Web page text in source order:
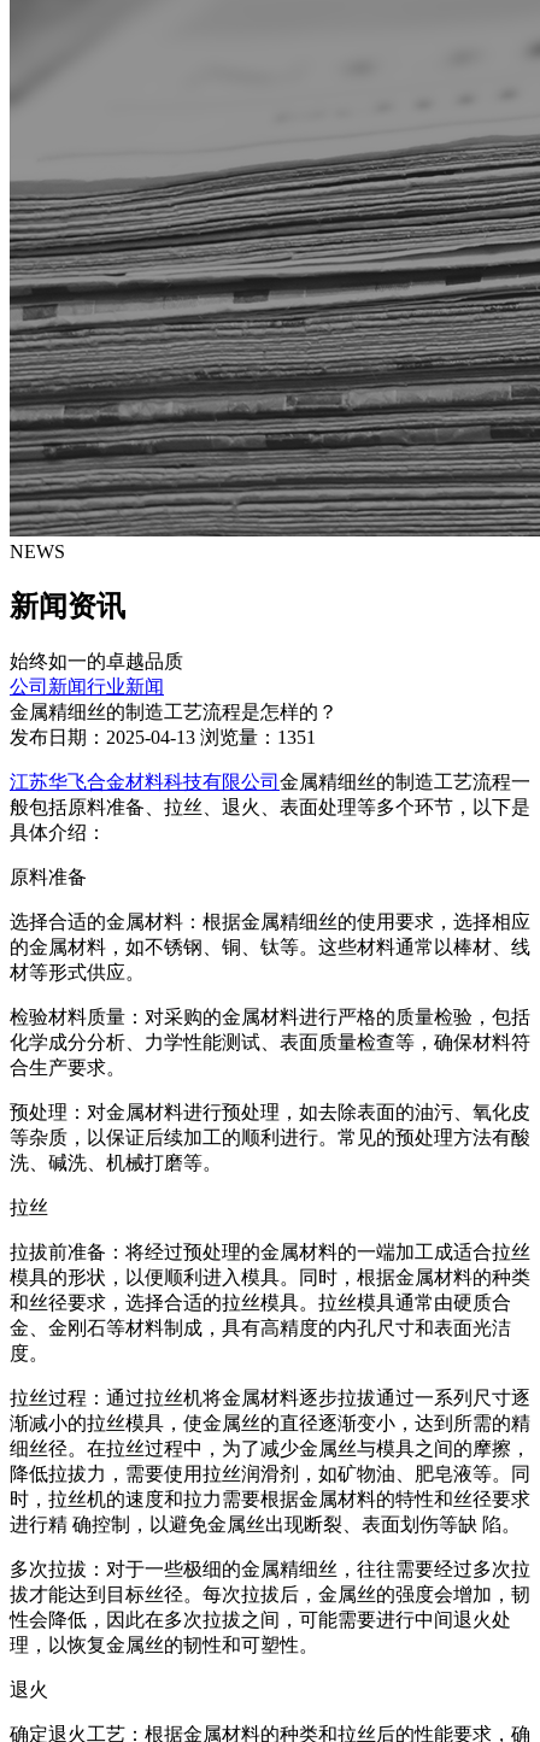
NEWS
新闻资讯
始终如一的卓越品质
公司新闻行业新闻
金属精细丝的制造工艺流程是怎样的？
发布日期：2025-04-13 浏览量：1351
江苏华飞合金材料科技有限公司 金属精细丝的制造工艺流程一
般包括原料准备、拉丝、退火、表面处理等多个环节，以下是
具体介绍：
原料准备
选择合适的金属材料：根据金属精细丝的使用要求，选择相应
的金属材料，如不锈钢、铜、钛等。这些材料通常以棒材、线
材等形式供应。
检验材料质量：对采购的金属材料进行严格的质量检验，包括
化学成分分析、力学性能测试、表面质量检查等，确保材料符
合生产要求。
预处理：对金属材料进行预处理，如去除表面的油污、氧化皮
等杂质，以保证后续加工的顺利进行。常见的预处理方法有酸
洗、碱洗、机械打磨等。
拉丝
拉拔前准备：将经过预处理的金属材料的一端加工成适合拉丝
模具的形状，以便顺利进入模具。同时，根据金属材料的种类
和丝径要求，选择合适的拉丝模具。拉丝模具通常由硬质合
金、金刚石等材料制成，具有高精度的内孔尺寸和表面光洁
度。
拉丝过程：通过拉丝机将金属材料逐步拉拔通过一系列尺寸逐
渐减小的拉丝模具，使金属丝的直径逐渐变小，达到所需的精
细丝径。在拉丝过程中，为了减少金属丝与模具之间的摩擦，
降低拉拔力，需要使用拉丝润滑剂，如矿物油、肥皂液等。同
时，拉丝机的速度和拉力需要根据金属材料的特性和丝径要求
进行精 确控制，以避免金属丝出现断裂、表面划伤等缺 陷。
多次拉拔：对于一些极细的金属精细丝，往往需要经过多次拉
拔才能达到目标丝径。每次拉拔后，金属丝的强度会增加，韧
性会降低，因此在多次拉拔之间，可能需要进行中间退火处
理，以恢复金属丝的韧性和可塑性。
退火
确定退火工艺：根据金属材料的种类和拉丝后的性能要求，确